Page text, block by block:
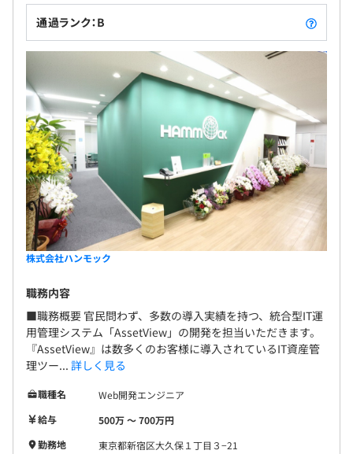
通過ランク：B
株式会社ハンモック
職務内容
■職務概要 官民問わず、多数の導入実績を持つ、統合型IT運
用管理システム「AssetView」の開発を担当いただきます。
『AssetView』は数多くのお客様に導入されているIT資産管
理ツー... 詳しく見る
職種名
Web開発エンジニア
給与
500万 〜 700万円
勤務地
東京都新宿区大久保１丁目３−21